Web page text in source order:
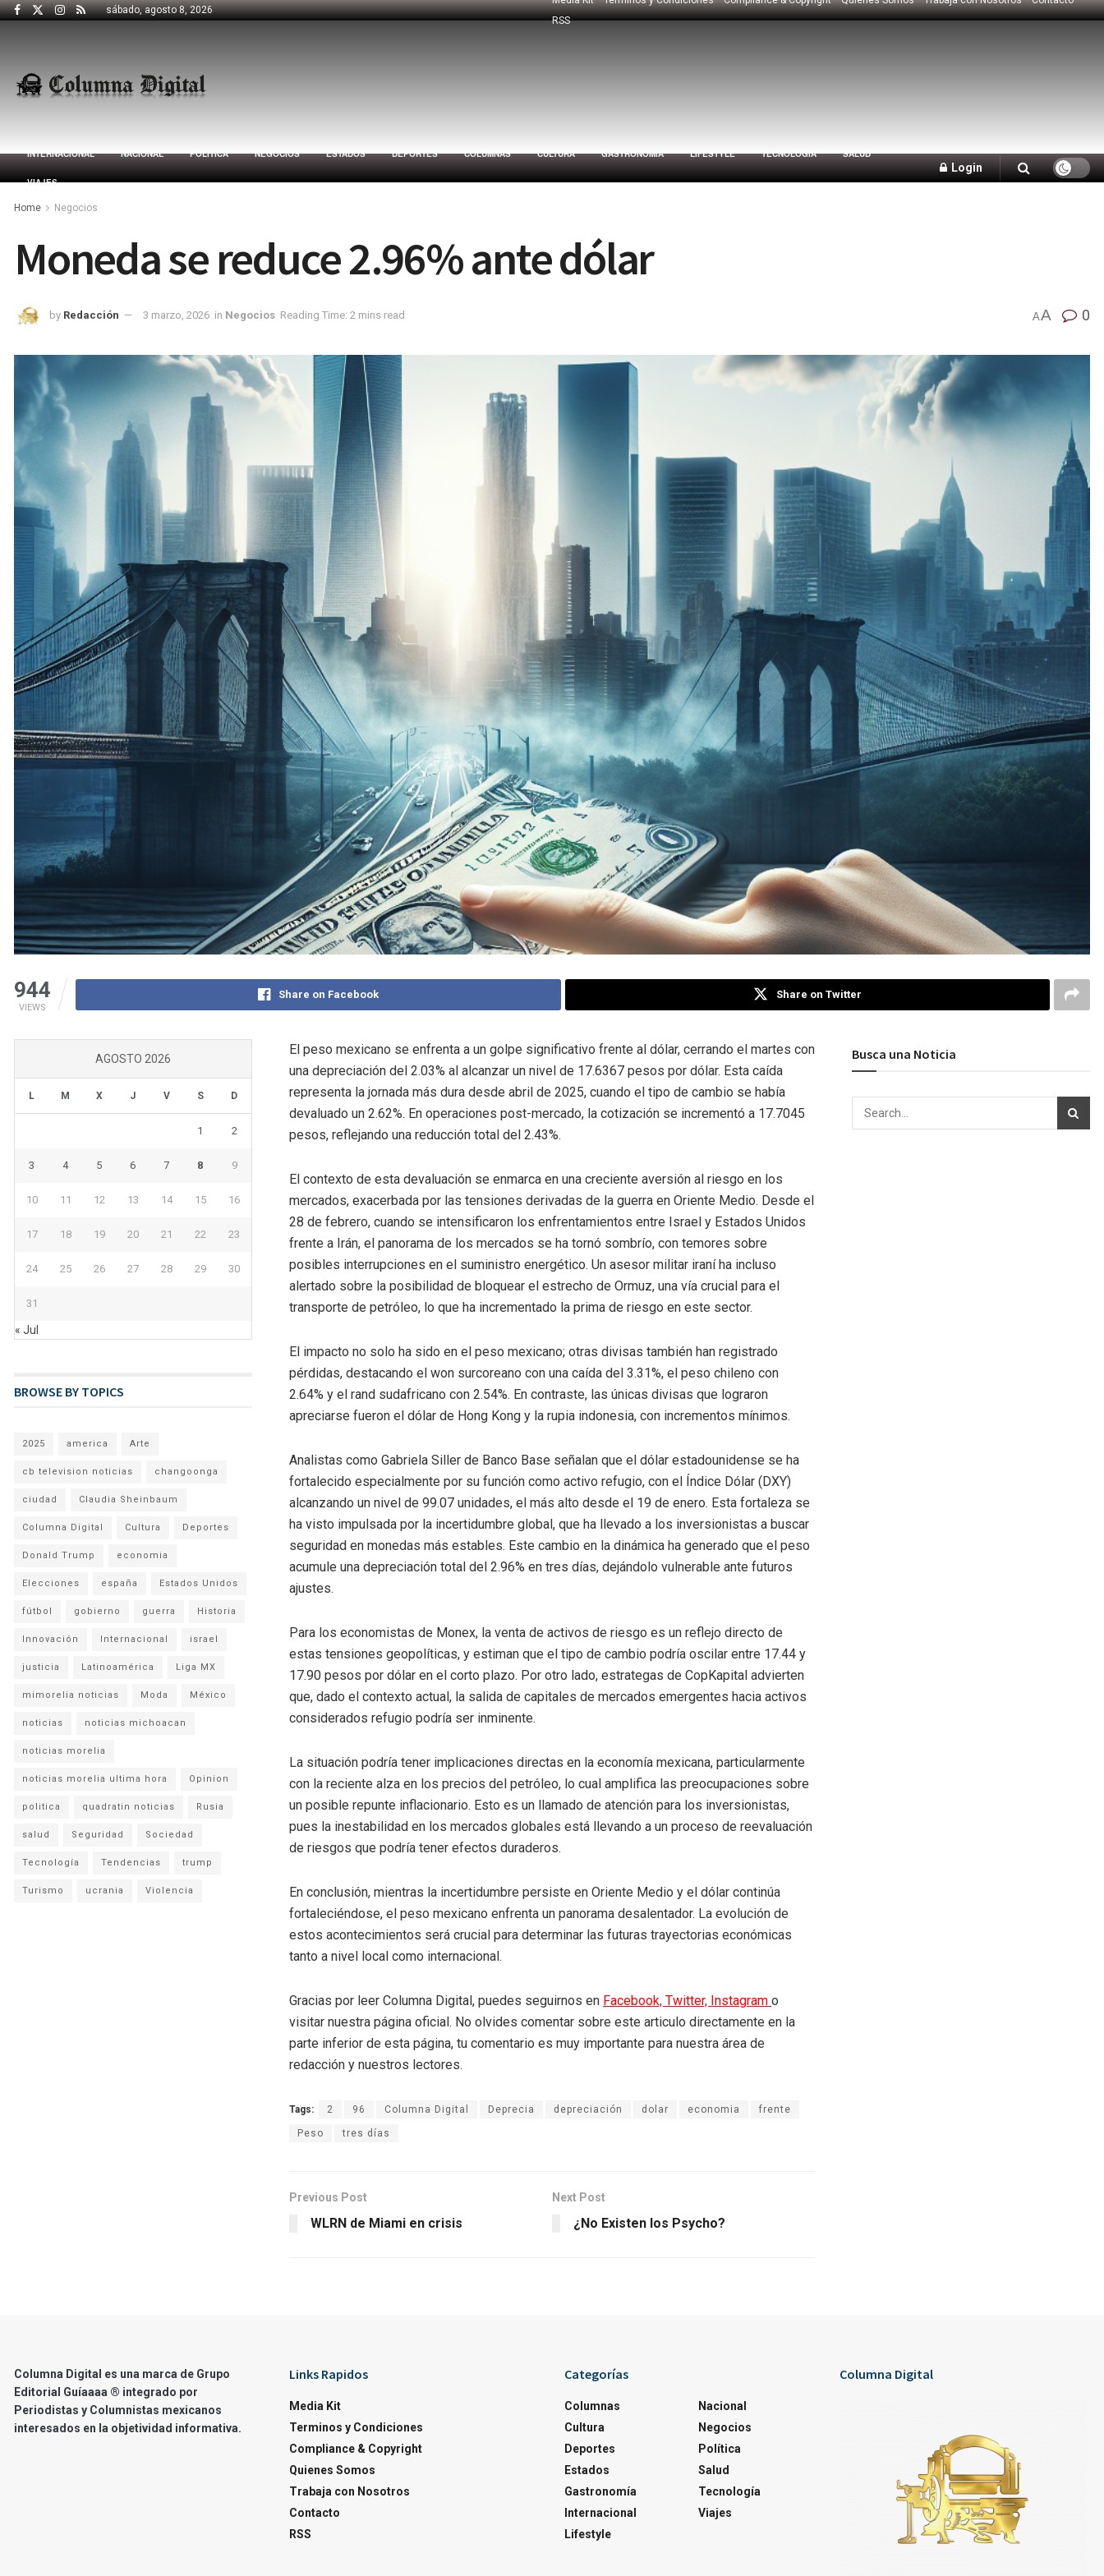
sábado, agosto 8, 2026
RSS
INTERNACIONAL NACIONAL POLÍTICA NEGOCIOS ESTADOS DEPORTES COLUMNAS CULTURA GASTRONOMÍA LIFESTYLE TECNOLOGÍA SALUD
VIAJES
Login
Home Negocios
Moneda se reduce 2.96% ante dólar
by Redacción 3 marzo, 2026 in Negocios Reading Time: 2 mins read AA 0
944
VIEWS
Share on Facebook Share on Twitter
El peso mexicano se enfrenta a un golpe significativo frente al dólar, cerrando el martes con
una depreciación del 2.03% al alcanzar un nivel de 17.6367 pesos por dólar. Esta caída
representa la jornada más dura desde abril de 2025, cuando el tipo de cambio se había
devaluado un 2.62%. En operaciones post-mercado, la cotización se incrementó a 17.7045
pesos, reflejando una reducción total del 2.43%.
El contexto de esta devaluación se enmarca en una creciente aversión al riesgo en los
mercados, exacerbada por las tensiones derivadas de la guerra en Oriente Medio. Desde el
28 de febrero, cuando se intensificaron los enfrentamientos entre Israel y Estados Unidos
frente a Irán, el panorama de los mercados se ha tornó sombrío, con temores sobre
posibles interrupciones en el suministro energético. Un asesor militar iraní ha incluso
alertado sobre la posibilidad de bloquear el estrecho de Ormuz, una vía crucial para el
transporte de petróleo, lo que ha incrementado la prima de riesgo en este sector.
El impacto no solo ha sido en el peso mexicano; otras divisas también han registrado
pérdidas, destacando el won surcoreano con una caída del 3.31%, el peso chileno con
2.64% y el rand sudafricano con 2.54%. En contraste, las únicas divisas que lograron
apreciarse fueron el dólar de Hong Kong y la rupia indonesia, con incrementos mínimos.
Analistas como Gabriela Siller de Banco Base señalan que el dólar estadounidense se ha
fortalecido especialmente por su función como activo refugio, con el Índice Dólar (DXY)
alcanzando un nivel de 99.07 unidades, el más alto desde el 19 de enero. Esta fortaleza se
ha visto impulsada por la incertidumbre global, que ha llevado a los inversionistas a buscar
seguridad en monedas más estables. Este cambio en la dinámica ha generado que el peso
acumule una depreciación total del 2.96% en tres días, dejándolo vulnerable ante futuros
ajustes.
Para los economistas de Monex, la venta de activos de riesgo es un reflejo directo de
estas tensiones geopolíticas, y estiman que el tipo de cambio podría oscilar entre 17.44 y
17.90 pesos por dólar en el corto plazo. Por otro lado, estrategas de CopKapital advierten
que, dado el contexto actual, la salida de capitales de mercados emergentes hacia activos
considerados refugio podría ser inminente.
La situación podría tener implicaciones directas en la economía mexicana, particularmente
con la reciente alza en los precios del petróleo, lo cual amplifica las preocupaciones sobre
un posible repunte inflacionario. Esto es un llamado de atención para los inversionistas,
pues la inestabilidad en los mercados globales está llevando a un proceso de reevaluación
de riesgos que podría tener efectos duraderos.
En conclusión, mientras la incertidumbre persiste en Oriente Medio y el dólar continúa
fortaleciéndose, el peso mexicano enfrenta un panorama desalentador. La evolución de
estos acontecimientos será crucial para determinar las futuras trayectorias económicas
tanto a nivel local como internacional.
Gracias por leer Columna Digital, puedes seguirnos en Facebook, Twitter, Instagram o
visitar nuestra página oficial. No olvides comentar sobre este articulo directamente en la
parte inferior de esta página, tu comentario es muy importante para nuestra área de
redacción y nuestros lectores.
Tags: 2 96 Columna Digital Deprecia depreciación dolar economia frente
Peso tres días
Previous Post
WLRN de Miami en crisis
Next Post
¿No Existen los Psycho?
AGOSTO 2026
L M X J V S D
1 2
3 4 5 6 7 8 9
10 11 12 13 14 15 16
17 18 19 20 21 22 23
24 25 26 27 28 29 30
31
« Jul
BROWSE BY TOPICS
2025 america Arte
cb television noticias changoonga
ciudad Claudia Sheinbaum
Columna Digital Cultura Deportes
Donald Trump economia
Elecciones españa Estados Unidos
fútbol gobierno guerra Historia
Innovación Internacional israel
justicia Latinoamérica Liga MX
mimorelia noticias Moda México
noticias noticias michoacan
noticias morelia
noticias morelia ultima hora Opinion
politica quadratin noticias Rusia
salud Seguridad Sociedad
Tecnología Tendencias trump
Turismo ucrania Violencia
Busca una Noticia
Columna Digital es una marca de Grupo
Editorial Guíaaaa ® integrado por
Periodistas y Columnistas mexicanos
interesados en la objetividad informativa.
Links Rapidos
Media Kit
Terminos y Condiciones
Compliance & Copyright
Quienes Somos
Trabaja con Nosotros
Contacto
RSS
Categorías
Columnas
Cultura
Deportes
Estados
Gastronomía
Internacional
Lifestyle
Nacional
Negocios
Política
Salud
Tecnología
Viajes
Columna Digital